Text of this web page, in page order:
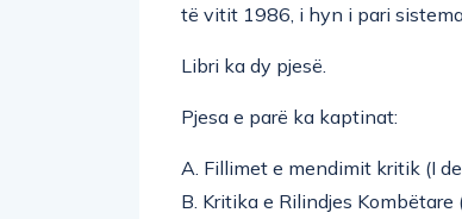
të vitit 1986, i hyn i pari
Libri ka dy pjesë.
Pjesa e parë ka kaptinat:
A. Fillimet e mendimit kritik (I
B. Kritika e Rilindjes Kombëtare